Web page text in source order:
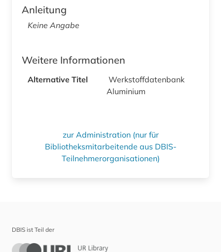
Anleitung
Keine Angabe
Weitere Informationen
Alternative Titel
Werkstoffdatenbank
Aluminium
zur Administration (nur für
Bibliotheksmitarbeitende aus DBIS-
Teilnehmerorganisationen)
DBIS ist Teil der